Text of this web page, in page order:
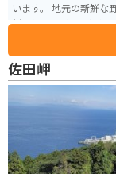
います。 地元の新鮮な野菜や果物、加工品などを販売する物産館や、地元食
材を使った料理を提供
野市産の新鮮な野菜をふんだ
よかわは、バイクツー
など、周辺には風光明
として最適です。道の
います。 周辺には、原尻の滝や沈堕の滝などの観光スポットがあります。道
の駅 きよかわは、自
佐田岬